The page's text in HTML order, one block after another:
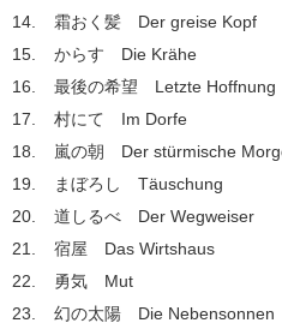
霜おく髪 Der greise Kopf
からす Die Krähe
最後の希望 Letzte Hoffnung
村にて Im Dorfe
嵐の朝 Der stürmische
まぼろし Täuschung
道しるべ Der Wegweiser
宿屋 Das Wirtshaus
勇気 Mut
幻の太陽 Die Nebensonnen